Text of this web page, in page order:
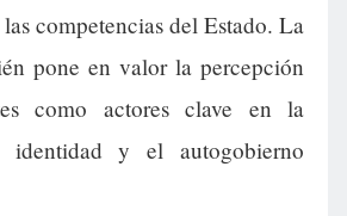
competencias del Estado. La
pone en valor la percepción
como actores clave en la
identidad y el autogobierno